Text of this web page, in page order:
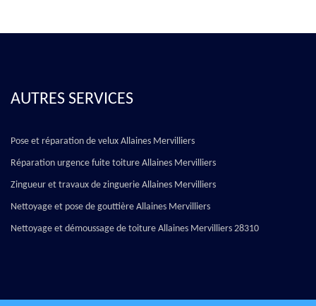
AUTRES SERVICES
Pose et réparation de velux Allaines Mervilliers
Réparation urgence fuite toiture Allaines Mervilliers
Zingueur et travaux de zinguerie Allaines Mervilliers
Nettoyage et pose de gouttière Allaines Mervilliers
Nettoyage et démoussage de toiture Allaines Mervilliers 28310